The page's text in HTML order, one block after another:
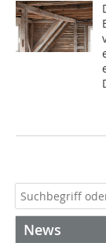
News